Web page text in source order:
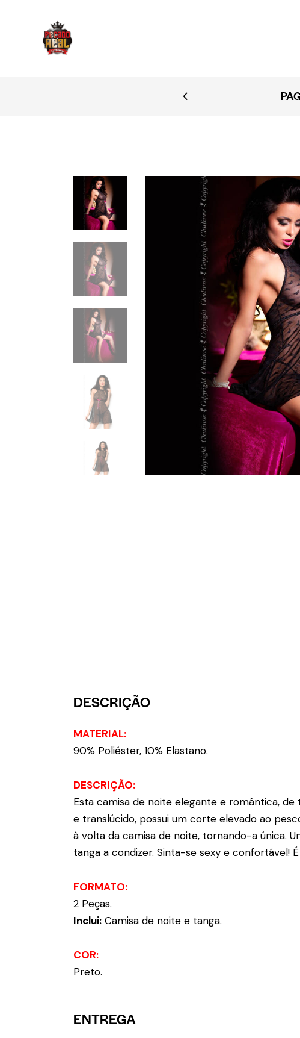
DESCRIÇÃO
MATERIAL:
90% Poliéster, 10% Elastano.
DESCRIÇÃO:
Esta camisa de noite elegante e romântica,
e translúcido, possui um corte elevado ao
à volta da camisa de noite, tornando-a única.
tanga a condizer. Sinta-se sexy e confortável!
FORMATO:
2 Peças.
Inclui: Camisa de noite e tanga.
COR:
Preto.
ENTREGA